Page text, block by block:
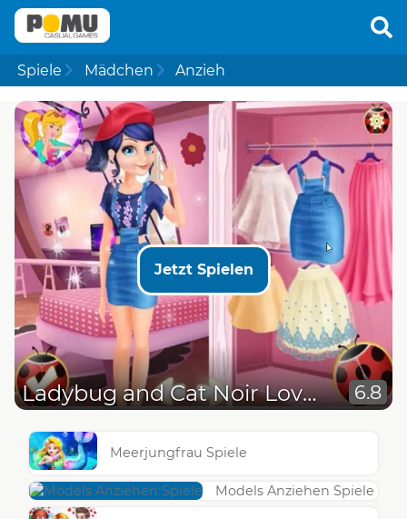
Spiele Mädchen Anzieh
Jetzt Spielen
Ladybug and Cat Noir Love Notes 6.8
Meerjungfrau Spiele
Models Anziehen Spiele